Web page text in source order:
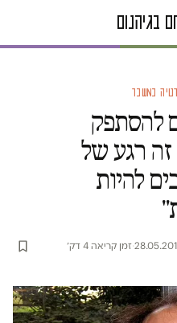
במשבר
להסתפק
רגע של
להיות
·זמן קריאה 4 דק׳